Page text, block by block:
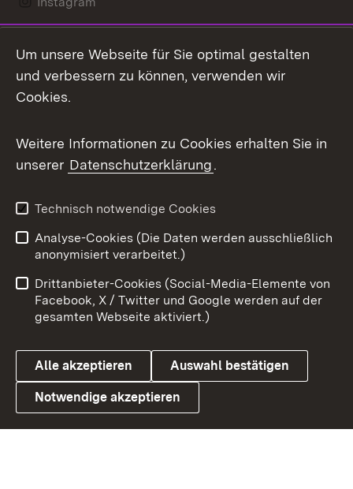
Mastodon
Messenger
Social Wall
X / Twitter
Youtube
Link zum Landesportal
Benutzungshinweise
Barrierefreiheit
Datenschutz
Cookies
Um unsere Webseite für Sie optimal gestalten
und verbessern zu können, verwenden wir
Cookies.
Weitere Informationen zu Cookies erhalten Sie in
unserer Datenschutzerklärung.
Technisch notwendige Cookies
Analyse-Cookies (Die Daten werden ausschließlich
anonymisiert verarbeitet.)
Drittanbieter-Cookies (Social-Media-Elemente von
Facebook, X / Twitter und Google werden auf der
gesamten Webseite aktiviert.)
Alle akzeptieren Auswahl bestätigen
Notwendige akzeptieren